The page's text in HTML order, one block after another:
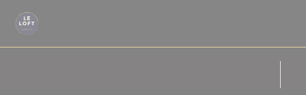
Personalizzazione delle tue scelte sui cookie